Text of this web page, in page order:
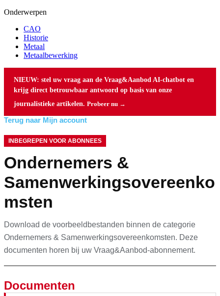
Onderwerpen
CAO
Historie
Metaal
Metaalbewerking
NIEUW: stel uw vraag aan de Vraag&Aanbod AI-chatbot en
krijg direct betrouwbaar antwoord op basis van onze
journalistieke artikelen. Probeer nu →
Terug naar Mijn account
INBEGREPEN VOOR ABONNEES
Ondernemers &
Samenwerkingsovereenko
msten
Download de voorbeeldbestanden binnen de categorie
Ondernemers & Samenwerkingsovereenkomsten. Deze
documenten horen bij uw Vraag&Aanbod-abonnement.
Documenten